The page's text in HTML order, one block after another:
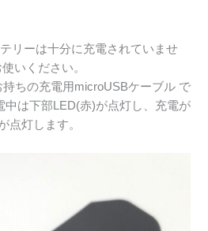
リーは十分に充電されていませ
いください。
ちの充電用microUSBケーブル で
中は下部LED(赤)が点灯し、充電が
点灯します。